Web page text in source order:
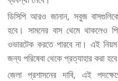
ডিসিপি আরও জানান, সবুজ
হবে। সামনের বাস থেমে থাকলেও
ওভারটেক করতে পারবে না। এই নিয়ম
জন্য পরিষেবা থেকে প্রত্যাহার করা
জেলা প্রশাসনের দাবি, এই